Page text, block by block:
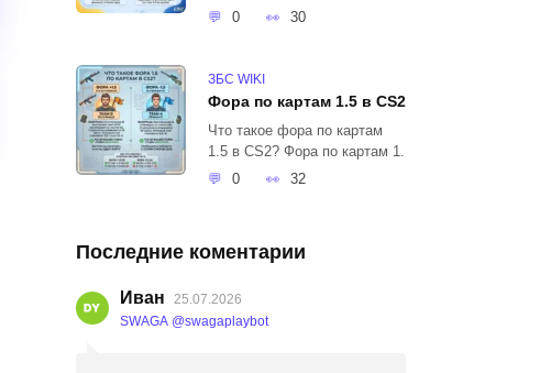
0
30
ЗБС WIKI
Фора по картам 1.5 в CS2
Что такое фора по картам
1.5 в CS2? Фора по картам 1.
0
32
Последние коментарии
Иван
25.07.2026
SWAGA @swagaplaybot